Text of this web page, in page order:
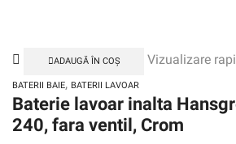
ADAUGĂ ÎN COȘ Vizualizare
BATERII BAIE, BATERII LAVOAR
Baterie lavoar inalta
240, fara ventil, Crom